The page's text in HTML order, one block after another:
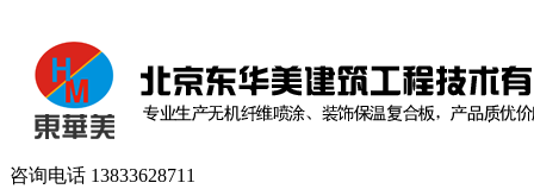
咨询电话 13833628711